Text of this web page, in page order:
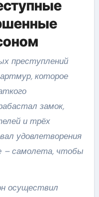
преступлений
которое
замок,
и трёх
удовлетворения
– самолета, чтобы
осуществил